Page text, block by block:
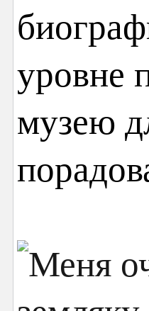
уровне
музею